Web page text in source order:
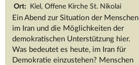
Ort: Kiel, Offene Kirche St. Nikolai
Ein Abend zur Situation der Menschen
im Iran und die Möglichkeiten der
demokratischen Unterstützung hier.
Was bedeutet es heute, im Iran für
Demokratie einzustehen? Menschen